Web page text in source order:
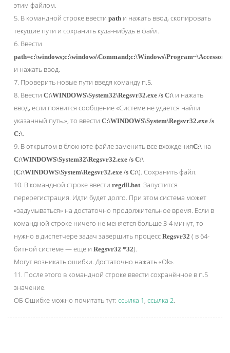
этим файлом.
5. В командной строке ввести path и нажать ввод, скопировать
текущие пути и сохранить куда-нибудь в файл.
6. Ввести
и нажать ввод.
7. Проверить новые пути введя команду п.5.
8. Ввести C:\WINDOWS\System32\Regsvr32.exe /s C:\ и нажать
ввод, если появится сообщение «Системе не удается найти
указанный путь.», то ввести C:\WINDOWS\System\Regsvr32.exe /s
C:\.
9. В открытом в блокноте файле заменить все вхожденияC:\ на
C:\WINDOWS\System32\Regsvr32.exe /s C:\
(C:\WINDOWS\System\Regsvr32.exe /s C:\). Сохранить файл.
10. В командной строке ввести regdll.bat. Запустится
перерегистрация. Идти будет долго. При этом система может
«задумываться» на достаточно продолжительное время. Если в
командной строке ничего не меняется больше 3-4 минут, то
нужно в диспетчере задач завершить процесс Regsvr32 ( в 64-
битной системе — ещё и Regsvr32 *32).
Могут возникать ошибки. Достаточно нажать «Ok».
11. После этого в командной строке ввести сохранённое в п.5
значение.
ОБ Ошибке можно почитать тут: ссылка 1, ссылка 2.